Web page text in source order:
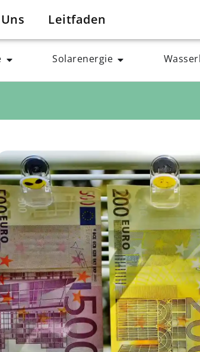
Leitfaden
Solarenergie